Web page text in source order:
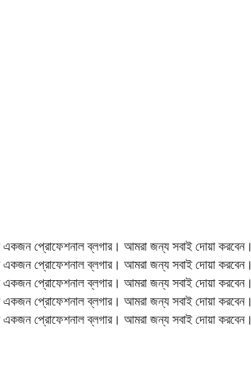
প্রোফেশনাল ব্লগার। আমরা জন্য সবাই দোয়া করবেন।
প্রোফেশনাল ব্লগার। আমরা জন্য সবাই দোয়া করবেন।
প্রোফেশনাল ব্লগার। আমরা জন্য সবাই দোয়া করবেন।
প্রোফেশনাল ব্লগার। আমরা জন্য সবাই দোয়া করবেন।
প্রোফেশনাল ব্লগার। আমরা জন্য সবাই দোয়া করবেন।